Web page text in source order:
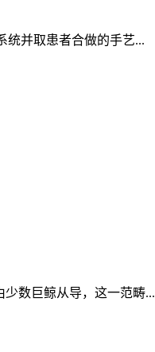
统并取患者合做的手艺...
数巨鲸从导，这一范畴...